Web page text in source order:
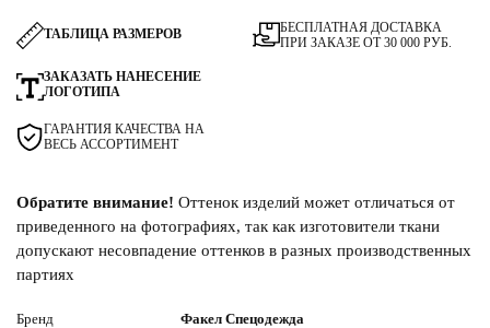
ТАБЛИЦА РАЗМЕРОВ
ЗАКАЗАТЬ НАНЕСЕНИЕ
ЛОГОТИПА
ГАРАНТИЯ КАЧЕСТВА НА
ВЕСЬ АССОРТИМЕНТ
БЕСПЛАТНАЯ ДОСТАВКА
ПРИ ЗАКАЗЕ ОТ 30 000 РУБ.
Обратите внимание! Оттенок изделий может отличаться от
приведенного на фотографиях, так как изготовители ткани
допускают несовпадение оттенков в разных производственных
партиях
Бренд Факел Спецодежда